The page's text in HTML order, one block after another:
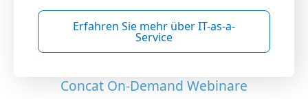
Erfahren Sie mehr über IT-as-a-
Service
Concat On-Demand Webinare